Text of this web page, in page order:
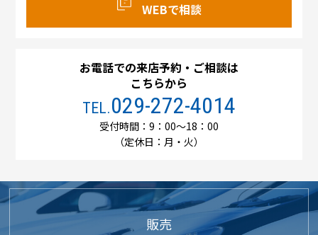
WEBで相談
お電話での来店予約・ご相談は
こちらから
TEL.029-272-4014
受付時間：9：00～18：00
（定休日：月・火）
販売